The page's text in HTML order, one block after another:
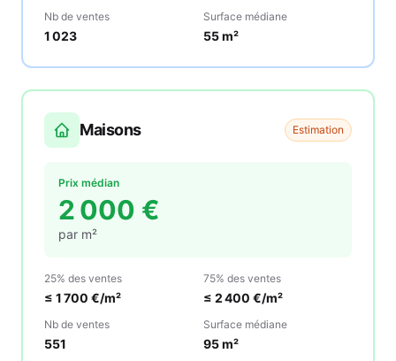
Nb de ventes
1 023
Surface médiane
55m²
Maisons Estimation
Prix médian
2 000 €
par m²
25% des ventes
≤ 1 700 €/m²
75% des ventes
≤ 2 400 €/m²
Nb de ventes
551
Surface médiane
95m²